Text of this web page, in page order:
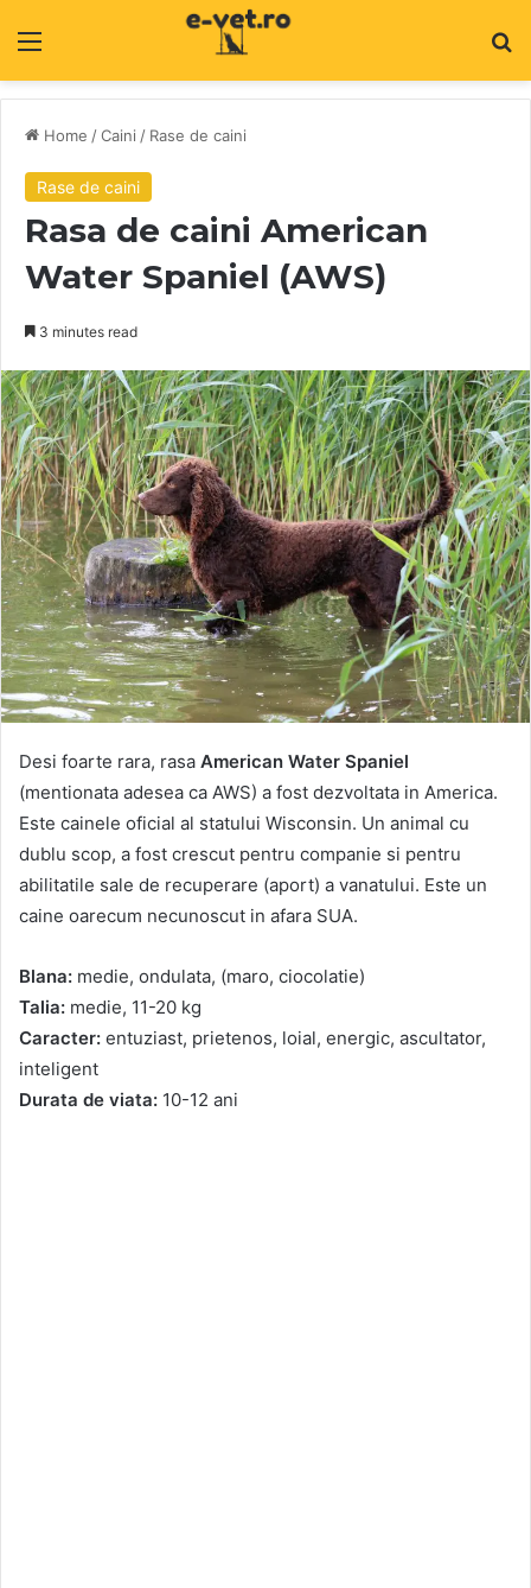
Home /Caini / Rase de caini
Rase de caini
Rasa de caini American
Water Spaniel (AWS)
3 minutes read
Desi foarte rara, rasa American Water Spaniel
(mentionata adesea ca AWS) a fost dezvoltata in America.
Este cainele oficial al statului Wisconsin. Un animal cu
dublu scop, a fost crescut pentru companie si pentru
abilitatile sale de recuperare (aport) a vanatului. Este un
caine oarecum necunoscut in afara SUA.
Blana: medie, ondulata, (maro, ciocolatie)
Talia: medie, 11-20 kg
Caracter: entuziast, prietenos, loial, energic, ascultator,
inteligent
Durata de viata: 10-12 ani